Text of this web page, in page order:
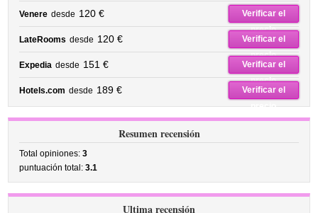
Venere desde 120 €
Verificar el
precio
LateRooms desde 120 €
Verificar el
precio
Expedia desde 151 €
Verificar el
precio
Hotels.com desde 189 €
Verificar el
precio
Resumen recensión
Total opiniones:3
puntuación total:3.1
Ultima recensión